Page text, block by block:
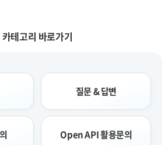
카테고리 바로가기
질문 & 답변
Open API 활용문의